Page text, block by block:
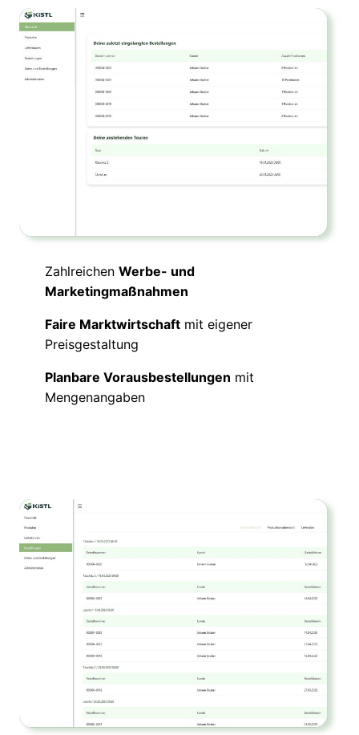
Zahlreichen Werbe- und
Marketingmaßnahmen
Faire Marktwirtschaft mit eigener
Preisgestaltung
Planbare Vorausbestellungen mit
Mengenangaben